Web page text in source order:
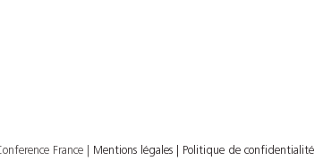
France | Mentions légales | Politique de confidentialité